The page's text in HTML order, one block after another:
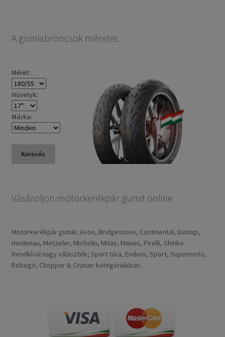
A gumiabroncsok méretei:
Méret:
Hüvelyk:
Márka:
Keresés
Vásároljon motorkerékpár gumit online
Motorkerékpár gumik. Avon, Bridgestone, Continental, Dunlop,
Heidenau, Metzeler, Michelin, Mitas, Maxxis, Pirelli, Shinko.
Rendkívül nagy választék; Sport túra, Enduro, Sport, Supermoto,
Robogó, Chopper & Cruiser kategóriákban.